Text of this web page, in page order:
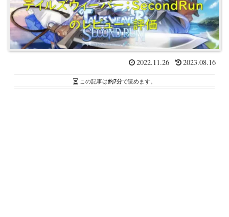
2022.11.26 2023.08.16
この記事は約7分で読めます。